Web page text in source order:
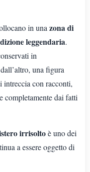
in una zona di
leggendaria.
in
una figura
intreccia con racconti,
completamente dai fatti
irrisoltoè uno dei
a essere oggetto di